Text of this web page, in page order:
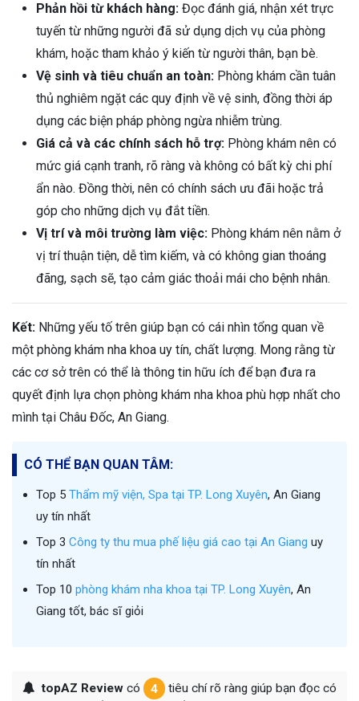
Phản hồi từ khách hàng: Đọc đánh giá, nhận xét trực
tuyến từ những người đã sử dụng dịch vụ của phòng
khám, hoặc tham khảo ý kiến từ người thân, bạn bè.
Vệ sinh và tiêu chuẩn an toàn: Phòng khám cần tuân
thủ nghiêm ngặt các quy định về vệ sinh, đồng thời áp
dụng các biện pháp phòng ngừa nhiễm trùng.
Giá cả và các chính sách hỗ trợ: Phòng khám nên có
mức giá cạnh tranh, rõ ràng và không có bất kỳ chi phí
ẩn nào. Đồng thời, nên có chính sách ưu đãi hoặc trả
góp cho những dịch vụ đắt tiền.
Vị trí và môi trường làm việc: Phòng khám nên nằm ở
vị trí thuận tiện, dễ tìm kiếm, và có không gian thoáng
đãng, sạch sẽ, tạo cảm giác thoải mái cho bệnh nhân.
Kết: Những yếu tố trên giúp bạn có cái nhìn tổng quan về
một phòng khám nha khoa uy tín, chất lượng. Mong rằng từ
các cơ sở trên có thể là thông tin hữu ích để bạn đưa ra
quyết định lựa chọn phòng khám nha khoa phù hợp nhất cho
mình tại Châu Đốc, An Giang.
CÓ THỂ BẠN QUAN TÂM:
Top 5 Thẩm mỹ viện, Spa tại TP. Long Xuyên, An Giang
uy tín nhất
Top 3 Công ty thu mua phế liệu giá cao tại An Giang uy
tín nhất
Top 10 phòng khám nha khoa tại TP. Long Xuyên, An
Giang tốt, bác sĩ giỏi
topAZ Reviewcó 4
tiêu chí rõ ràng giúp bạn đọc có